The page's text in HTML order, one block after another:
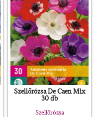
Szellőrózsa De Caen Mix
30 db
Szellőrózsa